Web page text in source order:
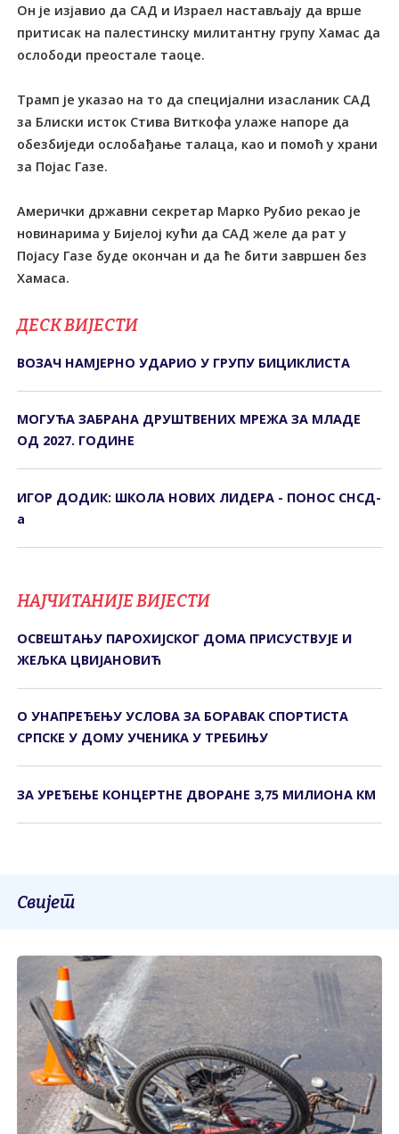
Он је изјавио да САД и Израел настављају да врше
притисак на палестинску милитантну групу Хамас да
ослободи преостале таоце.
Tрамп је указао на то да специјални изасланик САД
за Блиски исток Стива Виткофа улаже напоре да
обезбиједи ослобађање талаца, као и помоћ у храни
за Појас Газе.
Амерички државни секретар Марко Рубио рекао је
новинарима у Бијелој кући да САД желе да рат у
Појасу Газе буде окончан и да ће бити завршен без
Хамаса.
ДЕСК ВИЈЕСТИ
ВОЗАЧ НАМЈЕРНО УДАРИО У ГРУПУ БИЦИКЛИСТА
МОГУЋА ЗАБРАНА ДРУШТВЕНИХ МРЕЖА ЗА МЛАДЕ
ОД 2027. ГОДИНЕ
ИГОР ДОДИК: ШКОЛА НОВИХ ЛИДЕРА - ПОНОС СНСД-
а
НАЈЧИТАНИЈЕ ВИЈЕСТИ
ОСВЕШТАЊУ ПАРОХИЈСКОГ ДОМА ПРИСУСТВУЈЕ И
ЖЕЉКА ЦВИЈАНОВИЋ
О УНАПРЕЂЕЊУ УСЛОВА ЗА БОРАВАК СПОРТИСТА
СРПСКЕ У ДОМУ УЧЕНИКА У ТРЕБИЊУ
ЗА УРЕЂЕЊЕ КОНЦЕРТНЕ ДВОРАНЕ 3,75 МИЛИОНА КМ
Свијет